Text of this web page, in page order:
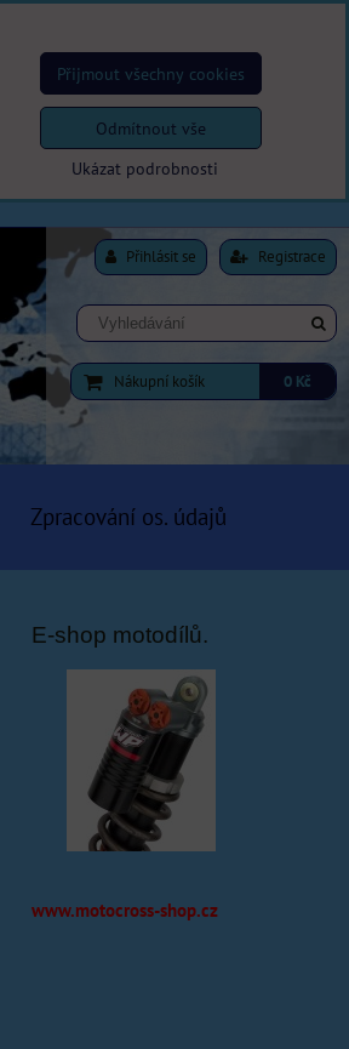
Přihlásit se Registrace
Nákupní košík 0 Kč
Zpracování os. údajů
E-shop motodílů.
www.motocross-shop.cz
Ukázat podrobnosti
Přijmout všechny cookies
Odmítnout vše